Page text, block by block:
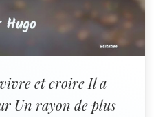
et croire Il a
Un rayon de plus